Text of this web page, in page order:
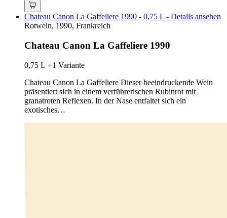
Chateau Canon La Gaffeliere 1990 - 0,75 L - Details ansehen
Rotwein, 1990, Frankreich
Chateau Canon La Gaffeliere 1990
0,75 L +1 Variante
Chateau Canon La Gaffeliere Dieser beeindruckende Wein
präsentiert sich in einem verführerischen Rubinrot mit
granatroten Reflexen. In der Nase entfaltet sich ein
exotisches…